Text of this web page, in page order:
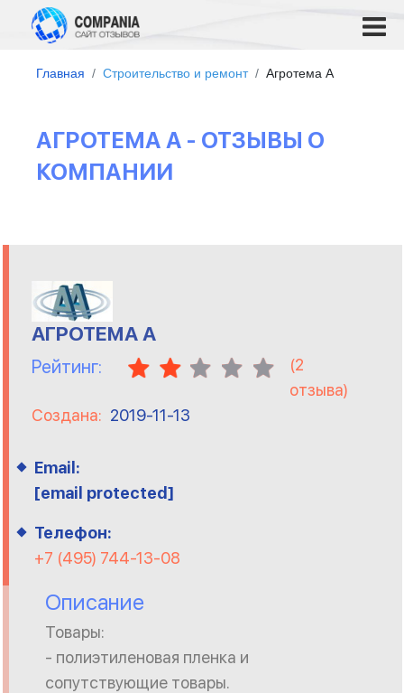
Главная Строительство и ремонт Агротема А
АГРОТЕМА А - ОТЗЫВЫ О
КОМПАНИИ
АГРОТЕМА А
Рейтинг: (2
отзыва)
Создана: 2019-11-13
Email:
[email protected]
Телефон:
+7 (495) 744-13-08
Описание
Товары:
- полиэтиленовая пленка и
сопутствующие товары.